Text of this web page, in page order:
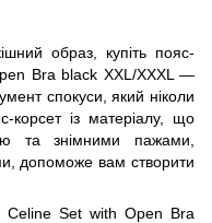
образ, купіть пояс-
Bra black XXL/XXXL —
спокуси, який ніколи
із матеріалу, що
та знімними пажами,
допоможе вам створити
Celine Set with Open Bra